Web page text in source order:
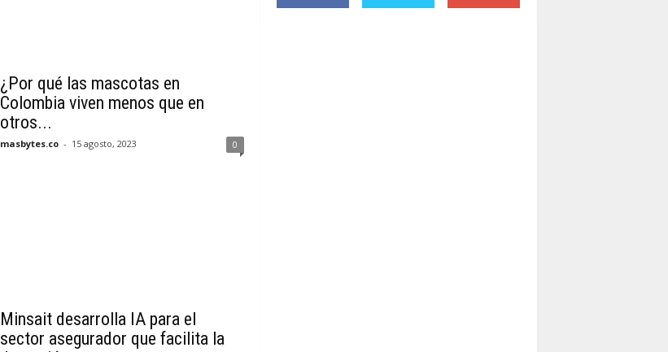
¿Por qué las mascotas en
Colombia viven menos que en
otros...
masbytes.co - 15 agosto, 2023 0
Minsait desarrolla IA para el
sector asegurador que facilita la